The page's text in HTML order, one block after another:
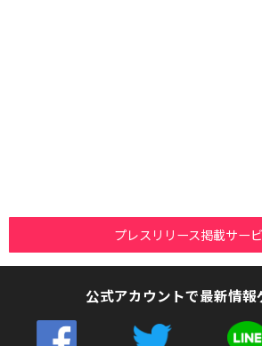
プレスリリース掲載サー
公式アカウントで最新情報